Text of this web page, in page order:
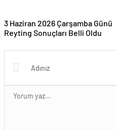
3 Haziran 2026 Çarşamba Günü
Reyting Sonuçları Belli Oldu